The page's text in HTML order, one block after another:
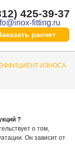
425-39-37
fitting.ru
расчeт
ИЗНОСА
?
о том,
Он зависит от